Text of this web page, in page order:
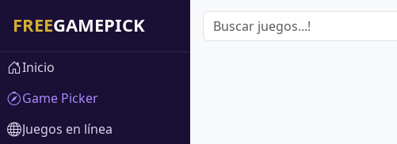
Inicio
Game Picker
Juegos en línea